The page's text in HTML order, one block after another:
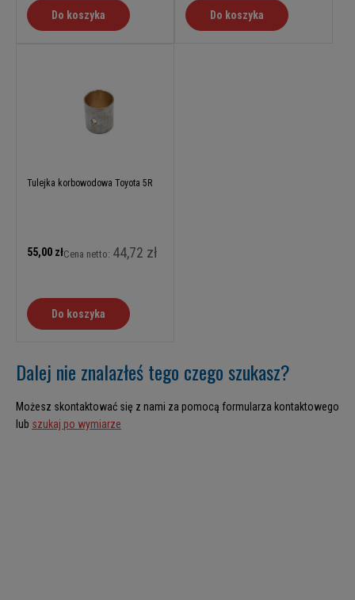
Do koszyka Do koszyka
Tulejka korbowodowa Toyota 5R
55,00 złCena netto: 44,72 zł
Do koszyka
Dalej nie znalazłeś tego czego szukasz?
Możesz skontaktować się z nami za pomocą formularza kontaktowego
lub szukaj po wymiarze